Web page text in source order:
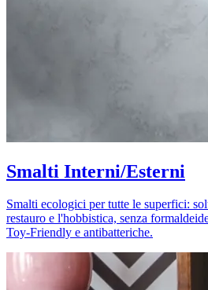
Smalti Interni/Esterni
Smalti ecologici per tutte le superfici:
restauro e l'hobbistica, senza
Toy-Friendly e antibatteriche.